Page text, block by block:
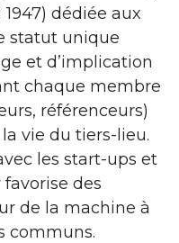
dédiée aux
statut unique
et d’implication
chaque membre
référenceurs)
vie du tiers-lieu.
les start-ups et
des
de la machine à
communs.